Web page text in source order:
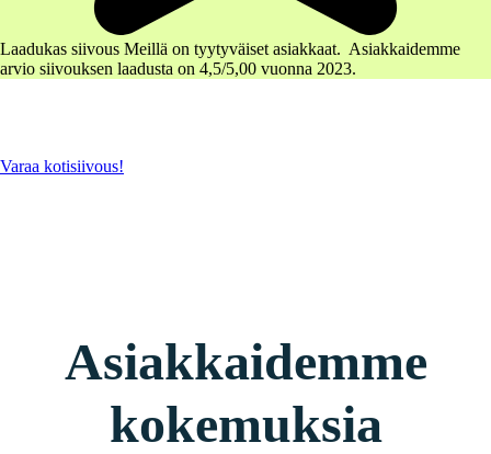
Laadukas siivous Meillä on tyytyväiset asiakkaat. Asiakkaidemme
arvio siivouksen laadusta on 4,5/5,00 vuonna 2023.
Varaa kotisiivous!
Asiakkaidemme
kokemuksia